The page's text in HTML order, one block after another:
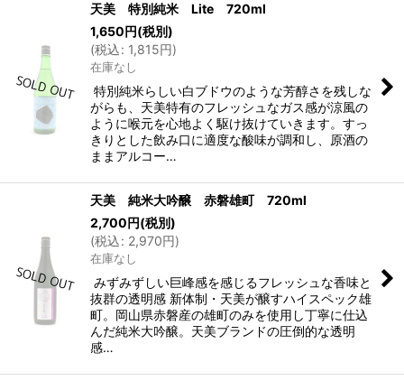
天美 特別純米 Lite 720ml
1,650円(税別)
(税込: 1,815円)
在庫なし
特別純米らしい白ブドウのような芳醇さを残しな
がらも、天美特有のフレッシュなガス感が涼風の
ように喉元を心地よく駆け抜けていきます。すっ
きりとした飲み口に適度な酸味が調和し、原酒の
ままアルコー…
天美 純米大吟醸 赤磐雄町 720ml
2,700円(税別)
(税込: 2,970円)
在庫なし
みずみずしい巨峰感を感じるフレッシュな香味と
抜群の透明感 新体制・天美が醸すハイスペック雄
町。岡山県赤磐産の雄町のみを使用し丁寧に仕込
んだ純米大吟醸。天美ブランドの圧倒的な透明
感…